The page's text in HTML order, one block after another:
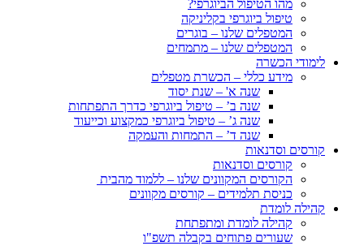
מהו הטיפול הביוגרפי?
טיפול ביוגרפי בקליניקה
המטפלים שלנו – בוגרים
המטפלים שלנו – מתמחים
לימודי הכשרה
מידע כללי – הכשרת מטפלים
שנה א' – שנת יסוד
שנה ב’ – טיפול ביוגרפי כדרך התפתחות
שנה ג’ – טיפול ביוגרפי כמקצוע וכייעוד
שנה ד’ – התמחות והעמקה
קורסים וסדנאות
קורסים וסדנאות
הקורסים המקוונים שלנו – ללמוד מהבית
כניסת תלמידים – קורסים מקוונים
קהילה לומדת
קהילה לומדת ומתפתחת
שעורים פתוחים בקבלה תשפ"ו